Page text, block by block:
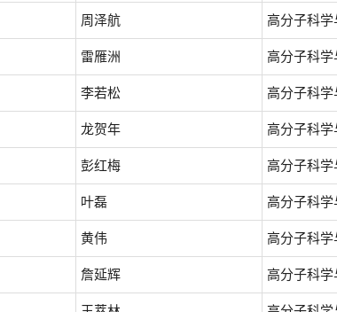
周泽航 高分子科学
雷雁洲 高分子科学
李若松 高分子科学
龙贺年 高分子科学
彭红梅 高分子科学
叶磊 高分子科学
黄伟 高分子科学
詹延辉 高分子科学